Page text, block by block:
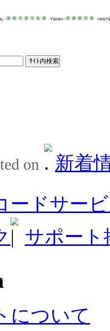
on
新着
ードサー
サポート
について